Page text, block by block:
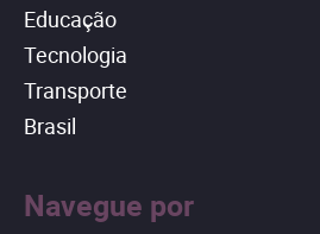
Educação
Tecnologia
Transporte
Brasil
Navegue por